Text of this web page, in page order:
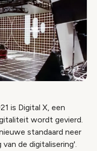
is Digital X, een
wordt gevierd.
standaard neer
de digitalisering'.